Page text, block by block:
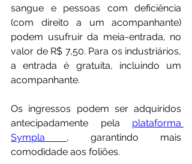
sangue e pessoas com deficiência
(com direito a um acompanhante)
podem usufruir da meia-entrada, no
valor de R$ 7,50. Para os industriários,
a entrada é gratuita, incluindo um
acompanhante.
Os ingressos podem ser adquiridos
antecipadamente pela plataforma
Sympla , garantindo mais
comodidade aos foliões.